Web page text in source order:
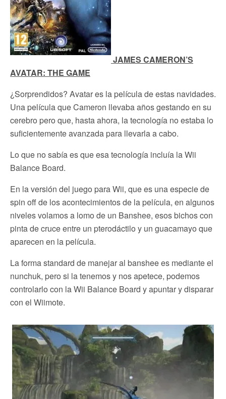
JAMES CAMERON’S
AVATAR: THE GAME
¿Sorprendidos? Avatar es la película de estas navidades.
Una película que Cameron llevaba años gestando en su
cerebro pero que, hasta ahora, la tecnología no estaba lo
suficientemente avanzada para llevarla a cabo.
Lo que no sabía es que esa tecnología incluía la Wii
Balance Board.
En la versión del juego para Wii, que es una especie de
spin off de los acontecimientos de la película, en algunos
niveles volamos a lomo de un Banshee, esos bichos con
pinta de cruce entre un pterodáctilo y un guacamayo que
aparecen en la película.
La forma standard de manejar al banshee es mediante el
nunchuk, pero si la tenemos y nos apetece, podemos
controlarlo con la Wii Balance Board y apuntar y disparar
con el Wiimote.